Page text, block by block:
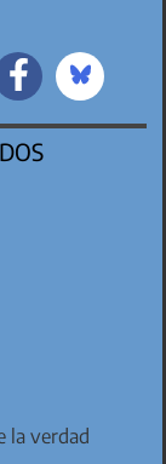
la verdad